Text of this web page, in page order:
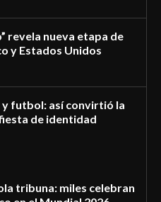
revela nueva etapa de
y Estados Unidos
futbol: así convirtió la
de identidad
tribuna: miles celebran